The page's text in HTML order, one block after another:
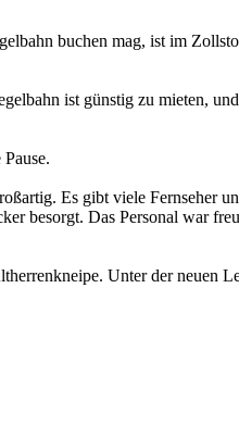
buchen mag, ist im
ist günstig zu mieten,
Es gibt viele Fernseher
besorgt. Das Personal war
Unter der neuen